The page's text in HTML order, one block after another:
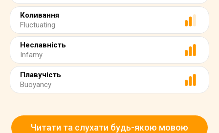
Коливання
Fluctuating
Неславність
Infamy
Плавучість
Buoyancy
Читати та слухати будь-якою мовою